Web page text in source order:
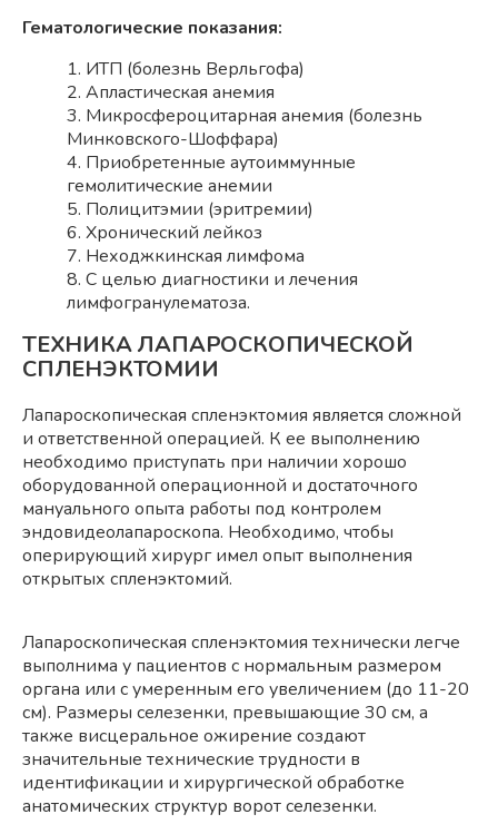
Гематологические показания:
1. ИТП (болезнь Верльгофа)
2. Апластическая анемия
3. Микросфероцитарная анемия (болезнь
Минковского-Шоффара)
4. Приобретенные аутоиммунные
гемолитические анемии
5. Полицитэмии (эритремии)
6. Хронический лейкоз
7. Неходжкинская лимфома
8. С целью диагностики и лечения
лимфогранулематоза.
ТЕХНИКА ЛАПАРОСКОПИЧЕСКОЙ
СПЛЕНЭКТОМИИ
Лапароскопическая спленэктомия является сложной
и ответственной операцией. К ее выполнению
необходимо приступать при наличии хорошо
оборудованной операционной и достаточного
мануального опыта работы под контролем
эндовидеолапароскопа. Необходимо, чтобы
оперирующий хирург имел опыт выполнения
открытых спленэктомий.
Лапароскопическая спленэктомия технически легче
выполнима у пациентов с нормальным размером
органа или с умеренным его увеличением (до 11-20
см). Размеры селезенки, превышающие 30 см, а
также висцеральное ожирение создают
значительные технические трудности в
идентификации и хирургической обработке
анатомических структур ворот селезенки.